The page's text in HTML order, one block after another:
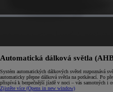
Automatická dálková světla
Systém automatických dálkových světel rozpoznává
automaticky přepne dálková světla na potkávací. Po
přispívá k bezpečnější jízdě v noci – vás samotných i
Zjistěte více (Opens in new window)